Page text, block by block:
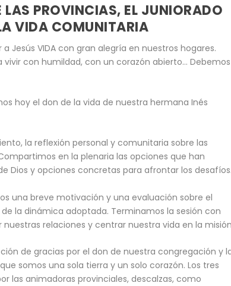
PROVINCIAS, EL JUNIORADO
VIDA COMUNITARIA
Jesús VIDA con gran alegría en nuestros hogares.
con humildad, con un corazón abierto… Debemos
hoy el don de la vida de nuestra hermana Inés
la reflexión personal y comunitaria sobre las
en la plenaria las opciones que han
Dios y opciones concretas para afrontar los desafíos.
una breve motivación y una evaluación sobre el
la dinámica adoptada. Terminamos la sesión con
relaciones y centrar nuestra vida en la
de gracias por el don de nuestra congregación y
somos una sola tierra y un solo corazón. Los tres
las animadoras provinciales, descalzas, como